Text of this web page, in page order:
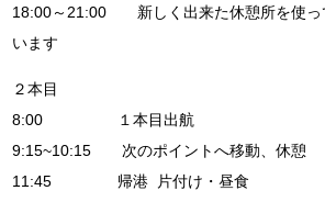
18:00～21:00 新しく出来た休憩所を使っ
います
２本目
8:00 １本目出航
9:15~10:15 次のポイントへ移動、休憩
11:45 帰港 片付け・昼食